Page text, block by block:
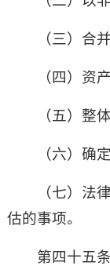
（三）合并
（四）资产
（五）整体
（六）确定
（七）法律
估的事项。
第四十五条